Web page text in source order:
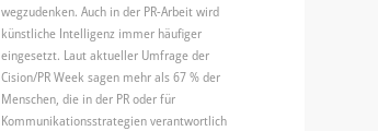
wegzudenken. Auch in der PR-Arbeit wird
künstliche Intelligenz immer häufiger
eingesetzt. Laut aktueller Umfrage der
Cision/PR Week sagen mehr als 67 % der
Menschen, die in der PR oder für
Kommunikationsstrategien verantwortlich